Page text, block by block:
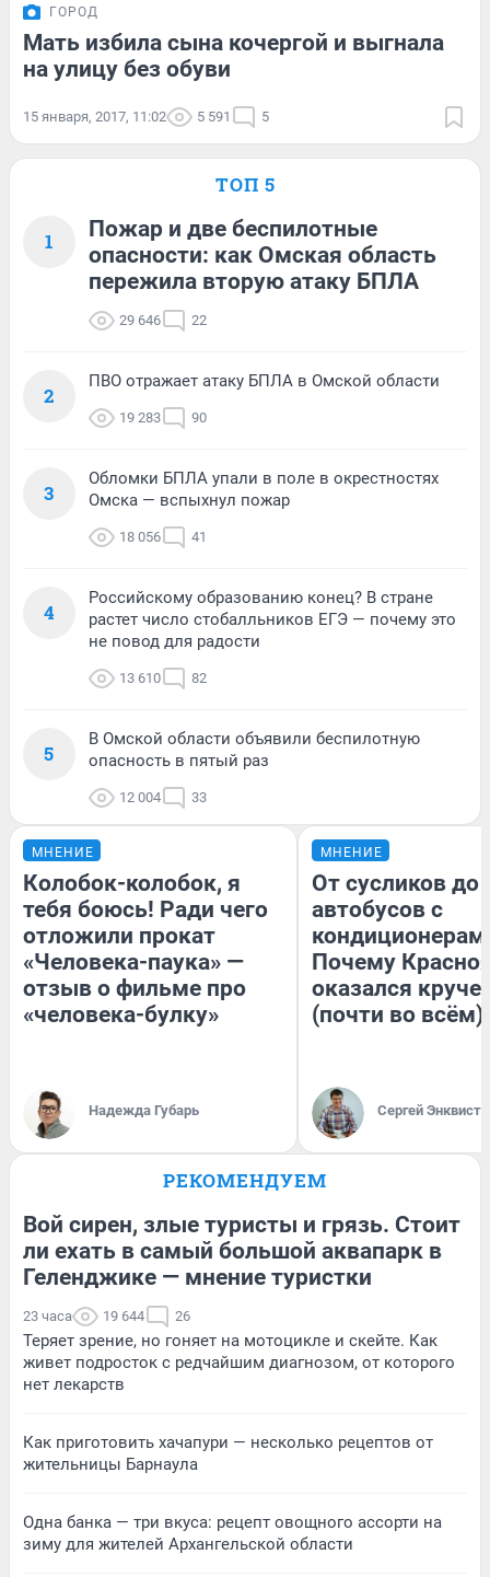
ГОРОД
Мать избила сына кочергой и выгнала
на улицу без обуви
15 января, 2017, 11:02 5 591 5
ТОП 5
1
Пожар и две беспилотные
опасности: как Омская область
пережила вторую атаку БПЛА
29 646 22
2
ПВО отражает атаку БПЛА в Омской области
19 283 90
3
Обломки БПЛА упали в поле в окрестностях
Омска — вспыхнул пожар
18 056 41
4
Российскому образованию конец? В стране
растет число стобалльников ЕГЭ — почему это
не повод для радости
13 610 82
5
В Омской области объявили беспилотную
опасность в пятый раз
12 004 33
МНЕНИЕ
Колобок-колобок, я
тебя боюсь! Ради чего
отложили прокат
«Человека-паука» —
отзыв о фильме про
«человека-булку»
Надежда Губарь
МНЕНИЕ
От сусликов до
автобусов с
Почему
оказался
(почти во всём)
Сергей Энквист
РЕКОМЕНДУЕМ
Вой сирен, злые туристы и грязь. Стоит
ли ехать в самый большой аквапарк в
Геленджике — мнение туристки
23 часа 19 644 26
Теряет зрение, но гоняет на мотоцикле и скейте. Как
живет подросток с редчайшим диагнозом, от которого
нет лекарств
Как приготовить хачапури — несколько рецептов от
жительницы Барнаула
Одна банка — три вкуса: рецепт овощного ассорти на
зиму для жителей Архангельской области